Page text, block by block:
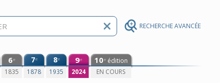
RECHERCHE AVANCÉE
6e
1835
7e
1878
8e
1935
9e
2024
10e édition
EN COURS